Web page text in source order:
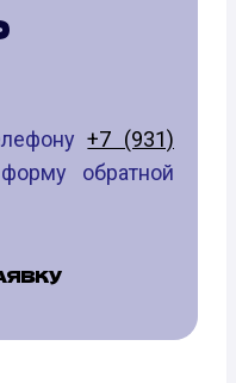
+7 (931)
обратной